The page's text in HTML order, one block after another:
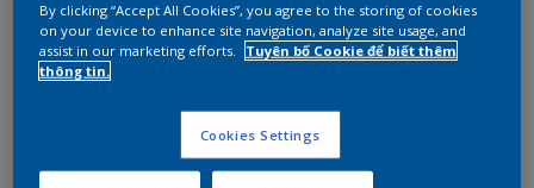
By clicking “Accept All Cookies”, you agree to the storing of cookies
on your device to enhance site navigation, analyze site usage, and
assist in our marketing efforts.
Tuyên bố Cookie để biết thêm
thông tin.
Cookies Settings